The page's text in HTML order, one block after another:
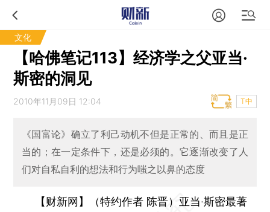
文化
【哈佛笔记113】经济学之父亚当·
斯密的洞见
2010年11月09日 12:04 T中
《国富论》确立了利己动机不但是正常的、而且是正
当的；在一定条件下，还是必须的。它逐渐改变了人
们对自私自利的想法和行为嗤之以鼻的态度
【财新网】（特约作者 陈晋） 亚当·斯密最著